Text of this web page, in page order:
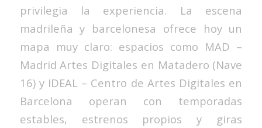
privilegia la experiencia. La escena
madrileña y barcelonesa ofrece hoy un
mapa muy claro: espacios como MAD –
Madrid Artes Digitales en Matadero (Nave
16) y IDEAL – Centro de Artes Digitales en
Barcelona operan con temporadas
estables, estrenos propios y giras